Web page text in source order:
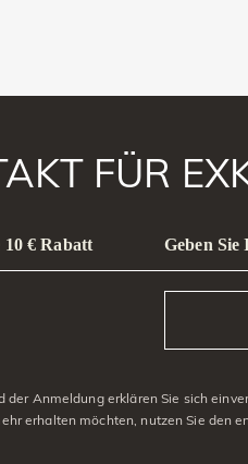
FÜR
10 € Rabatt Geben
Anmeldung erklären Sie sich
erhalten möchten, nutzen Sie